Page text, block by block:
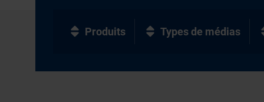
Produits Types de médias